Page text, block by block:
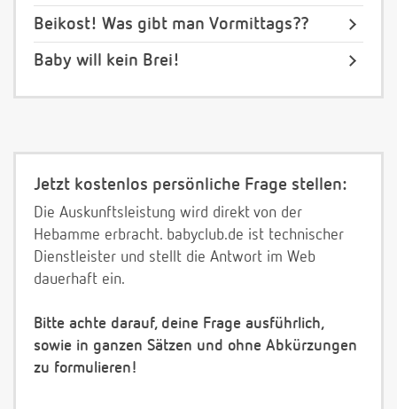
Beikost! Was gibt man Vormittags??
Baby will kein Brei!
Jetzt kostenlos persönliche Frage stellen:
Die Auskunftsleistung wird direkt von der
Hebamme erbracht. babyclub.de ist technischer
Dienstleister und stellt die Antwort im Web
dauerhaft ein.
Bitte achte darauf, deine Frage ausführlich,
sowie in ganzen Sätzen und ohne Abkürzungen
zu formulieren!